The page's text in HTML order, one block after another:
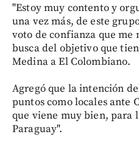
"Estoy muy contento y
una vez más, de este
voto de confianza que
busca del objetivo que
Medina a El Colombiano.
Agregó que la intención
puntos como locales ante
que viene muy bien, para
Paraguay".